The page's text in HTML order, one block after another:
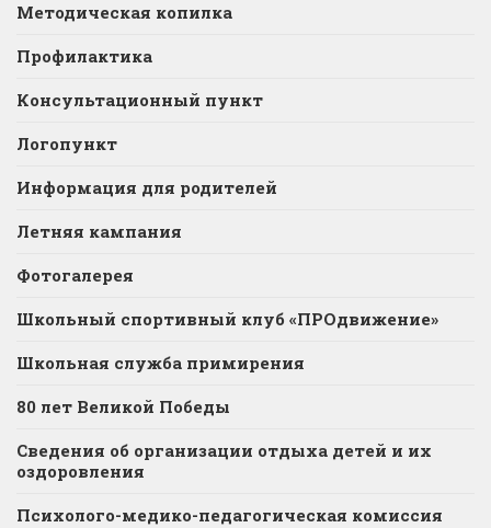
Методическая копилка
Профилактика
Консультационный пункт
Логопункт
Информация для родителей
Летняя кампания
Фотогалерея
Школьный спортивный клуб «ПРОдвижение»
Школьная служба примирения
80 лет Великой Победы
Сведения об организации отдыха детей и их
оздоровления
Психолого-медико-педагогическая комиссия